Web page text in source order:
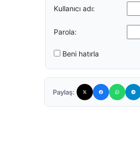
Kullanıcı adı:
Parola:
Beni hatırla
Paylaş: